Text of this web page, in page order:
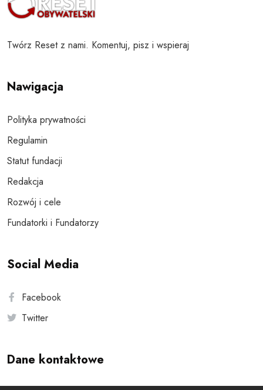
Twórz Reset z nami. Komentuj, pisz i wspieraj
Nawigacja
Polityka prywatności
Regulamin
Statut fundacji
Redakcja
Rozwój i cele
Fundatorki i Fundatorzy
Social Media
Facebook
Twitter
Dane kontaktowe